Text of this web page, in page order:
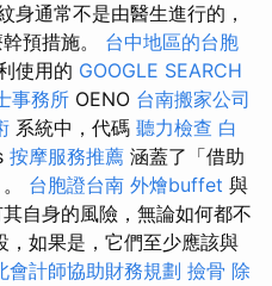
身通常不是由醫生進行的，
預措施。 台中地區的台胞
使用的 GOOGLE SEARCH
事務所 OENO 台南搬家公司
系統中，代碼 聽力檢查 白
按摩服務推薦 涵蓋了「借助
台胞證台南 外燴buffet 與
自身的風險，無論如何都不
，如果是，它們至少應該與
會計師協助財務規劃 撿骨 除